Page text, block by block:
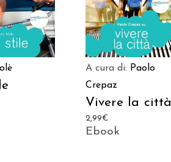
A cura di: Paolo
Crepaz
Vivere la città
2,99€
Ebook